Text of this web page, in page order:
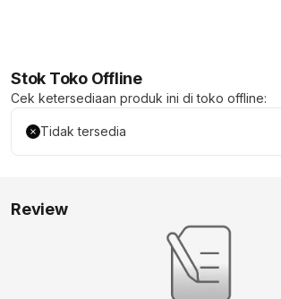
Stok Toko Offline
Cek ketersediaan produk ini di toko offline:
Tidak tersedia
Review